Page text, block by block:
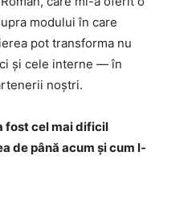
modului în care
pot transforma nu
și cele interne — în
noștri.
fost cel mai dificil
de până acum și cum l-